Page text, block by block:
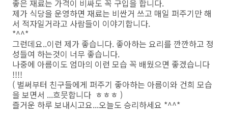
좋은 재료는 가격이 비싸도 꼭 구입을 합니다.
제가 식당을 운영하면 재료는 비싼거 쓰고 매일 퍼주기만 해
서 적자일거라고 사람들이 이야기합니다.
*^^*
그런데요..이런 제가 좋습니다. 좋아하는 요리를 깐깐하고 정
성들여 하는것이 너무 좋습니다.
나중에 아름이도 엄마의 이런 모습 꼭 배웠으면 좋겠습니다
!!!!
( 벌써부터 친구들에게 퍼주기 좋아하는 아름이와 건희 모습
을 보면서 ...흐믓합니다 ㅎㅎㅎ )
즐거운 하루 보내시고요...오늘도 승리하세요 *^^*